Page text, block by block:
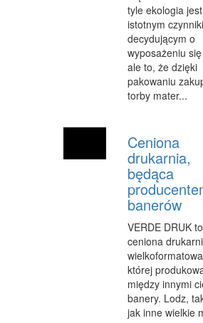
MATERIAŁY
INNE AGENCJE
WIGOR
HOBBY
ZAJĘCIA SPORTOWE I
PRODUKCJA
INFORMATYCZNE
RESTAURACJE,
FOTOGRAFIA
ADWOKACI, PORADY
tyle ekologia jest
istotnym
decydującym o
wyposażeniu
ale to, że dzięki
pakowaniu
torby mater...
Ceniona
drukarnia,
będąca
banerów
VERDE DRUK to
ceniona
której
między innymi
banery. Lodz,
jak inne wielkie